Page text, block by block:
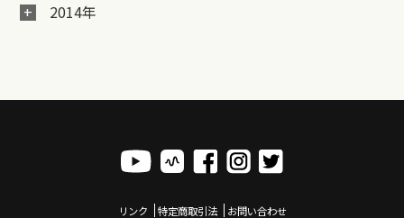
2014年
リンク 特定商取引法 お問い合わせ